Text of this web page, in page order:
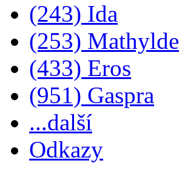
(243) Ida
(253) Mathylde
(433) Eros
(951) Gaspra
...další
Odkazy